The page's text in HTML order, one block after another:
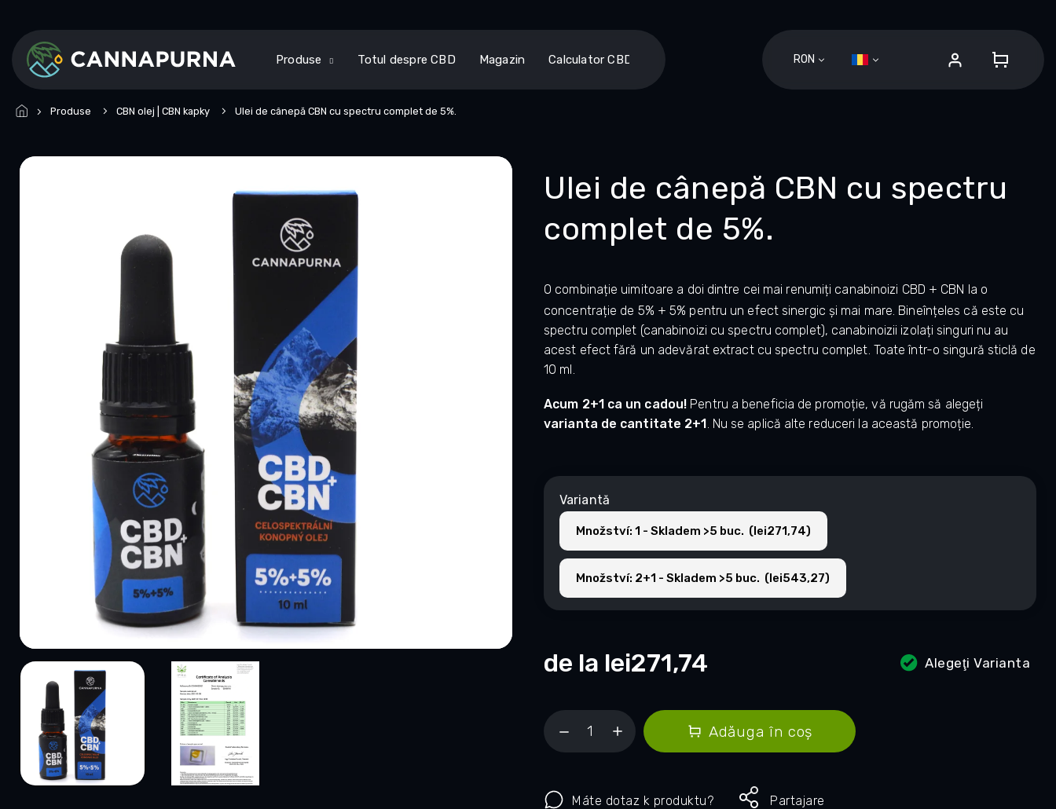
conținut
Produse Totul despre CBD Magazin Calculator CBD RON
Produse CBN olej | CBN kapky Ulei de cânepă CBN cu spectru complet de 5%.
Ulei de cânepă CBN cu spectru
complet de 5%.
de la lei271,74 Alegeţi Varianta
Adăuga în coş
Variantă
Množství: 1 - Skladem >5 buc. (lei271,74)
Množství: 2+1 - Skladem >5 buc. (lei543,27)
O combinație uimitoare a doi dintre cei mai renumiți canabinoizi CBD + CBN la o
concentrație de 5% + 5% pentru un efect sinergic și mai mare. Bineînțeles că este cu
spectru complet (canabinoizi cu spectru complet), canabinoizii izolați singuri nu au
acest efect fără un adevărat extract cu spectru complet. Toate într-o singură sticlă de
10 ml.
Acum 2+1 ca un cadou! Pentru a beneficia de promoție, vă rugăm să alegeți
varianta de cantitate 2+1. Nu se aplică alte reduceri la această promoție.
Máte dotaz k produktu? Partajare